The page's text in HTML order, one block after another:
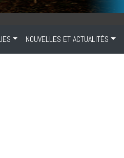
NOUVELLES ET ACTUALITÉS